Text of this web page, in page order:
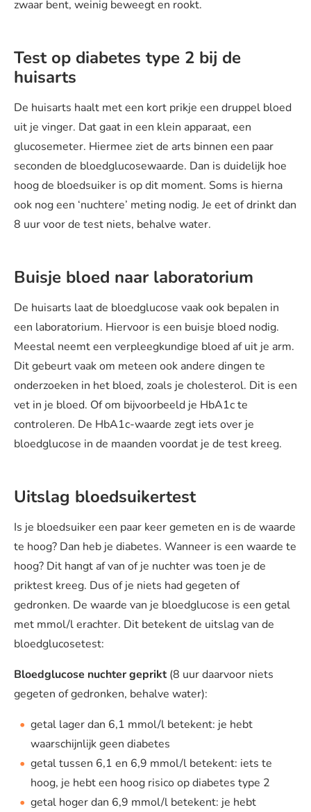
zwaar bent, weinig beweegt en rookt.
Test op diabetes type 2 bij de
huisarts
De huisarts haalt met een kort prikje een druppel bloed
uit je vinger. Dat gaat in een klein apparaat, een
glucosemeter. Hiermee ziet de arts binnen een paar
seconden de bloedglucosewaarde. Dan is duidelijk hoe
hoog de bloedsuiker is op dit moment. Soms is hierna
ook nog een ‘nuchtere’ meting nodig. Je eet of drinkt dan
8 uur voor de test niets, behalve water.
Buisje bloed naar laboratorium
De huisarts laat de bloedglucose vaak ook bepalen in
een laboratorium. Hiervoor is een buisje bloed nodig.
Meestal neemt een verpleegkundige bloed af uit je arm.
Dit gebeurt vaak om meteen ook andere dingen te
onderzoeken in het bloed, zoals je cholesterol. Dit is een
vet in je bloed. Of om bijvoorbeeld je HbA1c te
controleren. De HbA1c-waarde zegt iets over je
bloedglucose in de maanden voordat je de test kreeg.
Uitslag bloedsuikertest
Is je bloedsuiker een paar keer gemeten en is de waarde
te hoog? Dan heb je diabetes. Wanneer is een waarde te
hoog? Dit hangt af van of je nuchter was toen je de
priktest kreeg. Dus of je niets had gegeten of
gedronken. De waarde van je bloedglucose is een getal
met mmol/l erachter. Dit betekent de uitslag van de
bloedglucosetest:
Bloedglucose nuchter geprikt(8 uur daarvoor niets
gegeten of gedronken, behalve water):
getal lager dan 6,1 mmol/l betekent: je hebt
waarschijnlijk geen diabetes
getal tussen 6,1 en 6,9 mmol/l betekent: iets te
hoog, je hebt een hoog risico op diabetes type 2
getal hoger dan 6,9 mmol/l betekent: je hebt